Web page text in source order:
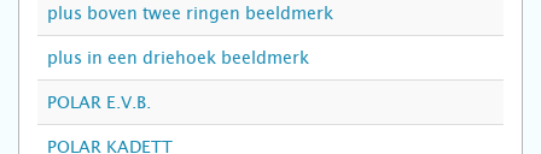
plus boven twee ringen beeldmerk
plus in een driehoek beeldmerk
POLAR E.V.B.
POLAR KADETT